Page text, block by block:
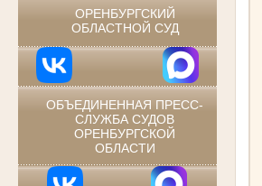
ОРЕНБУРГСКИЙ
ОБЛАСТНОЙ СУД
ОБЪЕДИНЕННАЯ ПРЕСС-
СЛУЖБА СУДОВ
ОРЕНБУРГСКОЙ
ОБЛАСТИ